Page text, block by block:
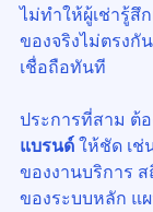
ไม่ทำให้ผู้เช่ารู้สึ
ของจริงไม่ตรงกั
เชื่อถือทันที
ประการที่สาม ต้
แบรนด์ ให้ชัด เช่
ของงานบริการ
ของระบบหลัก แ